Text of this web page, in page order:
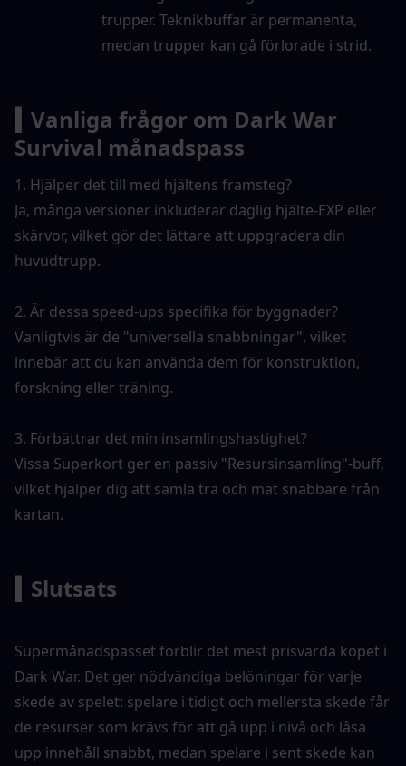
trupper. Teknikbuffar är permanenta,
medan trupper kan gå förlorade i strid.
▍Vanliga frågor om Dark War
Survival månadspass
1. Hjälper det till med hjältens framsteg?
Ja, många versioner inkluderar daglig hjälte-EXP eller
skärvor, vilket gör det lättare att uppgradera din
huvudtrupp.
2. Är dessa speed-ups specifika för byggnader?
Vanligtvis är de "universella snabbningar", vilket
innebär att du kan använda dem för konstruktion,
forskning eller träning.
3. Förbättrar det min insamlingshastighet?
Vissa Superkort ger en passiv "Resursinsamling"-buff,
vilket hjälper dig att samla trä och mat snabbare från
kartan.
▍Slutsats
Supermånadspasset förblir det mest prisvärda köpet i
Dark War. Det ger nödvändiga belöningar för varje
skede av spelet: spelare i tidigt och mellersta skede får
de resurser som krävs för att gå upp i nivå och låsa
upp innehåll snabbt, medan spelare i sent skede kan